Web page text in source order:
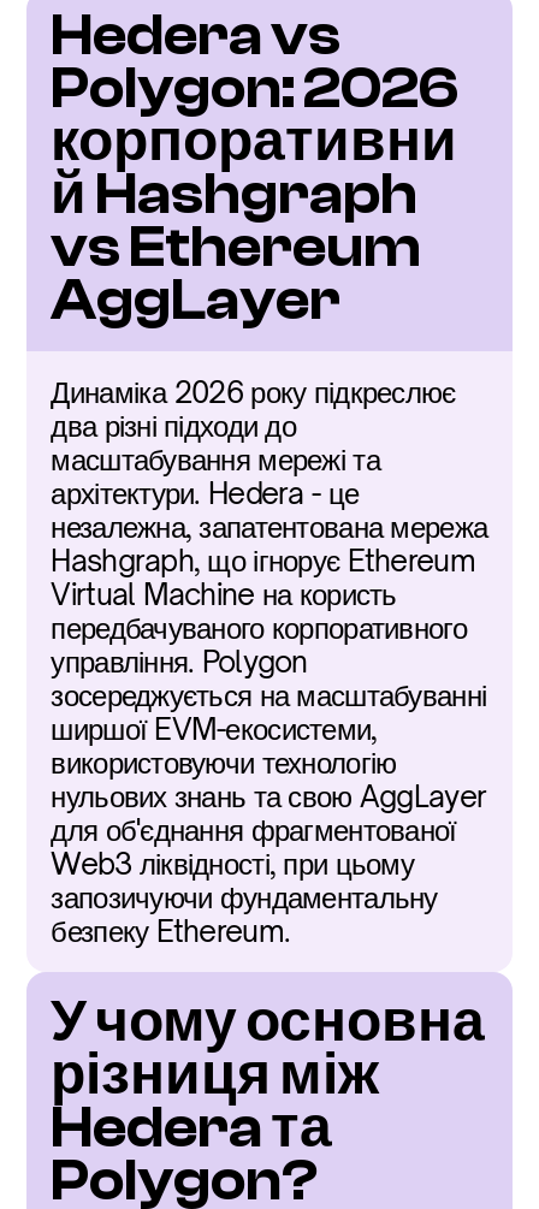
Hedera vs
Polygon: 2026
корпоративни
й Hashgraph
vs Ethereum
AggLayer
Динаміка 2026 року підкреслює
два різні підходи до
масштабування мережі та
архітектури. Hedera - це
незалежна, запатентована мережа
Hashgraph, що ігнорує Ethereum
Virtual Machine на користь
передбачуваного корпоративного
управління. Polygon
зосереджується на масштабуванні
ширшої EVM-екосистеми,
використовуючи технологію
нульових знань та свою AggLayer
для об'єднання фрагментованої
Web3 ліквідності, при цьому
запозичуючи фундаментальну
безпеку Ethereum.
У чому основна
різниця між
Hedera та
Polygon?